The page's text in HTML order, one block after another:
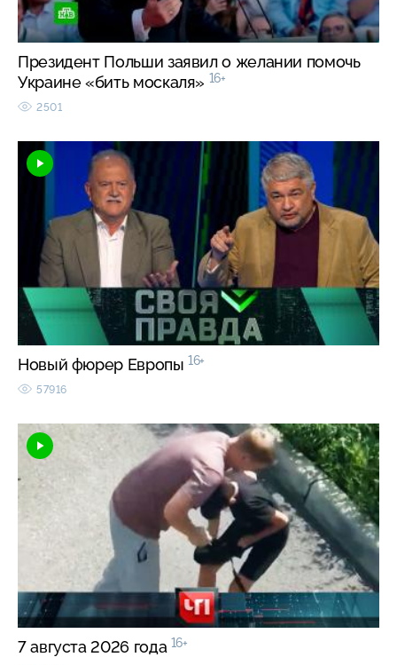
Президент Польши заявил о желании помочь
Украине «бить москаля» 16+
2501
Новый фюрер Европы 16+
57916
7 августа 2026 года 16+